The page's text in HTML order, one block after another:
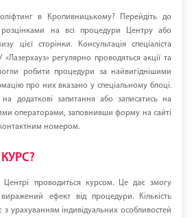
в Кропивницькому? Перейдіть до
розцінками на всі процедури Центру або
цієї сторінки. Консультація спеціаліста
регулярно проводяться акції та
робити процедури за найвигіднішими
про них вказано у спеціальному блоці.
додаткові запитання або записатись на
операторами, заповнивши форму на сайті
номером.
проводиться курсом. Це дає змогу
ефект від процедури. Кількість
з урахуванням індивідуальних особливостей